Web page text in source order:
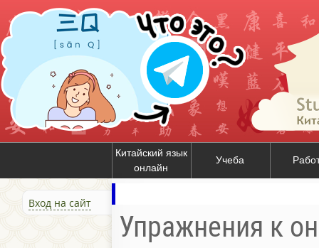
Китайский язык
онлайн
Учеба
Вход на сайт
Упражнения к